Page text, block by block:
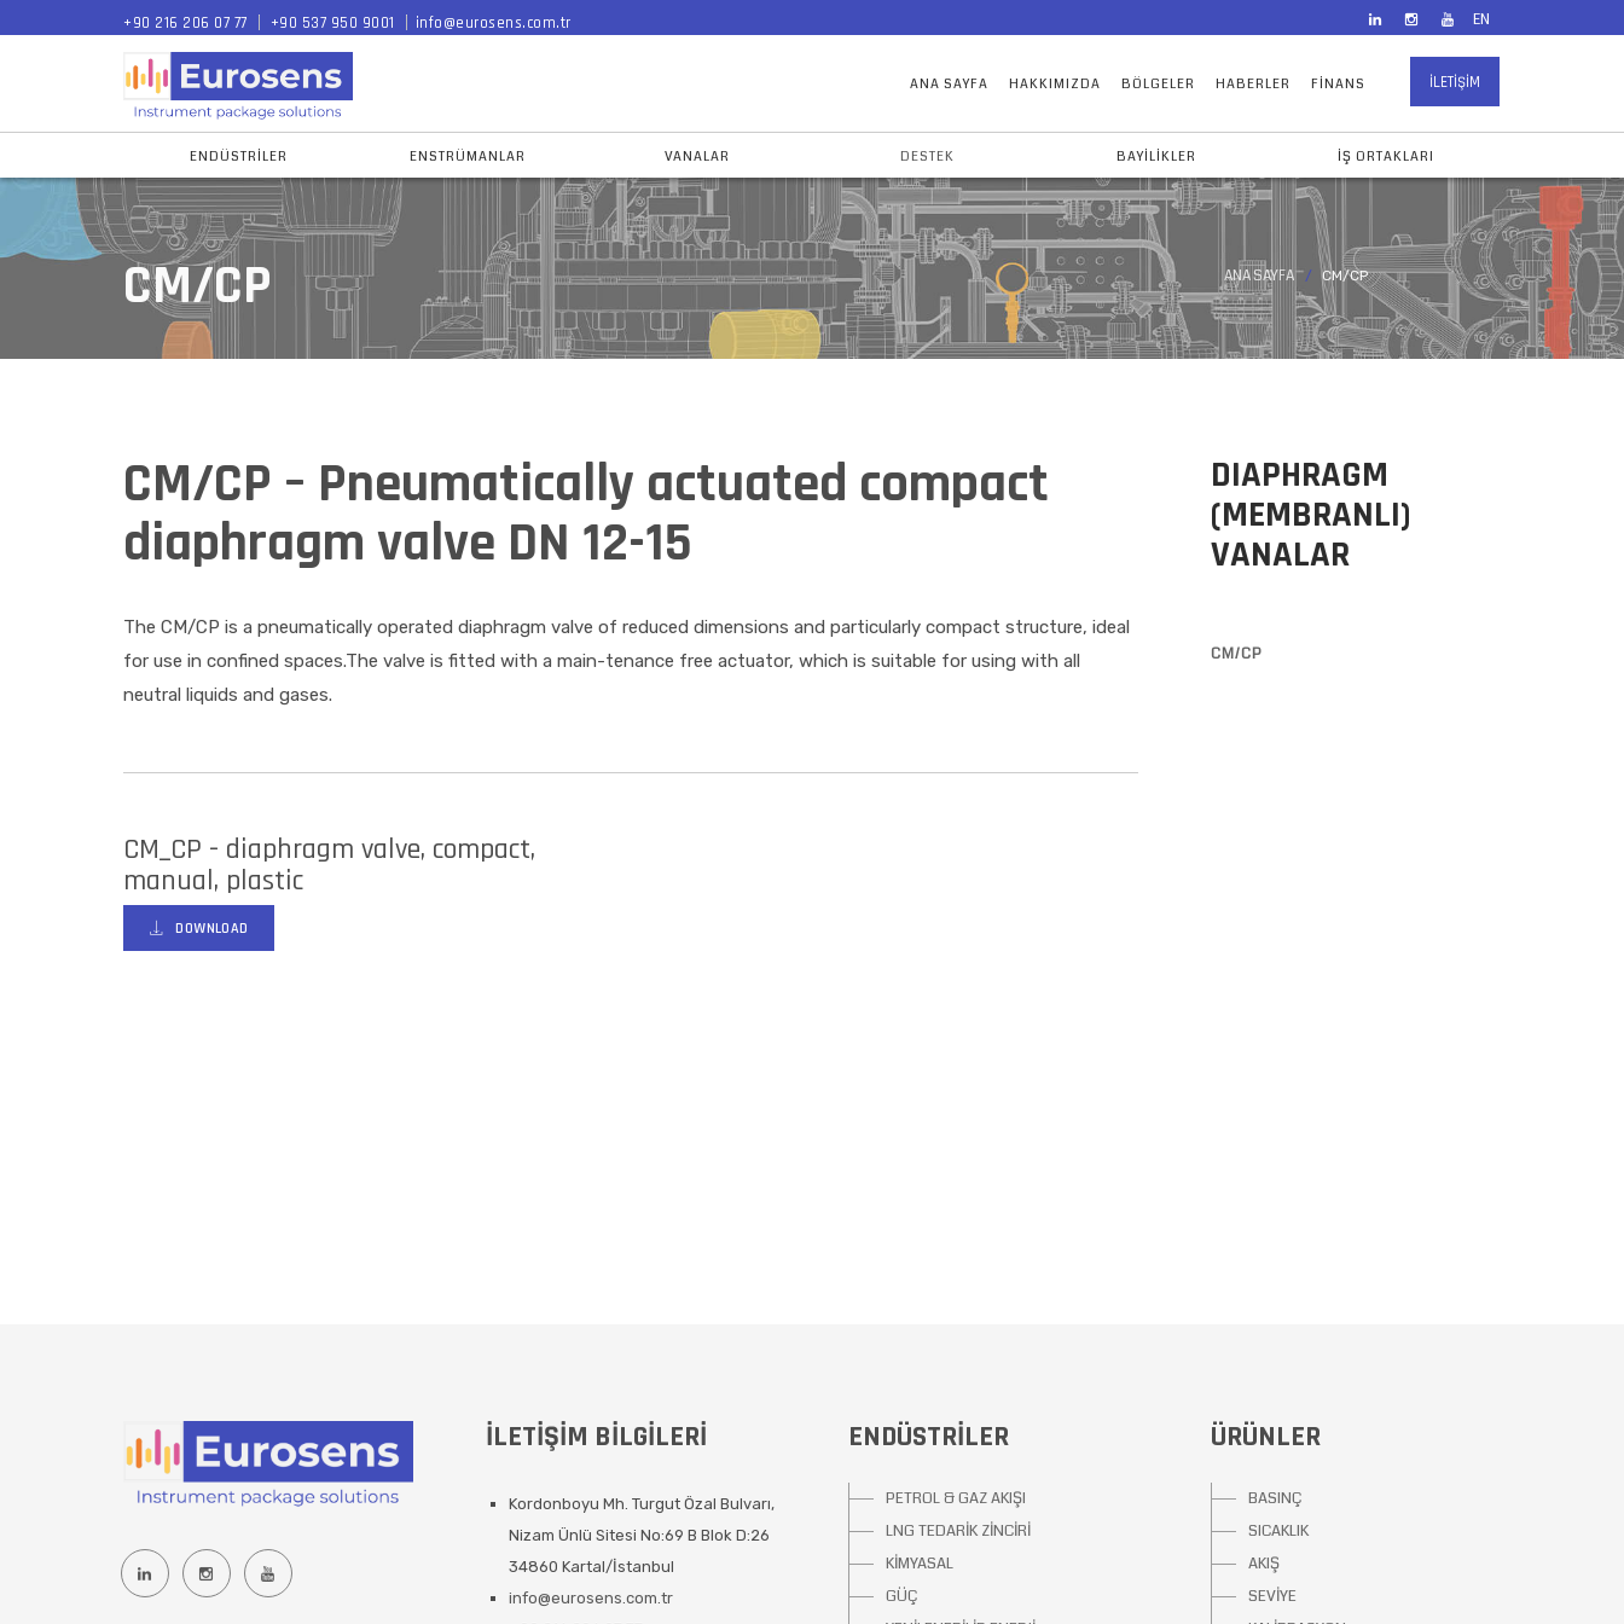
+90 216 206 07 77 +90 537 950 9001 info@eurosens.com.tr EN
ENDÜSTRILER ENSTRÜMANLAR VANALAR DESTEK BAYILIKLER İŞ ORTAKLARI
İLETIŞIM
ANA SAYFA HAKKIMIZDA BÖLGELER HABERLER FINANS
CM/CP ANA SAYFA CM/CP
CM/CP – Pneumatically actuated compact
diaphragm valve DN 12-15
The CM/CP is a pneumatically operated diaphragm valve of reduced dimensions and particularly compact structure, ideal
for use in confined spaces.The valve is fitted with a main-tenance free actuator, which is suitable for using with all
neutral liquids and gases.
CM_CP - diaphragm valve, compact,
manual, plastic
DOWNLOAD
DIAPHRAGM
(MEMBRANLI)
VANALAR
CM/CP
İLETIŞIM BILGILERI
Kordonboyu Mh. Turgut Özal Bulvarı,
Nizam Ünlü Sitesi No:69 B Blok D:26
34860 Kartal/İstanbul
info@eurosens.com.tr
ENDÜSTRILER
PETROL & GAZ AKIŞI
LNG TEDARİK ZİNCİRİ
KİMYASAL
GÜÇ
ÜRÜNLER
BASINÇ
SICAKLIK
AKIŞ
SEVİYE